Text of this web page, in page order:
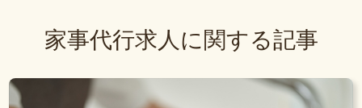
家事代行求人に関する記事